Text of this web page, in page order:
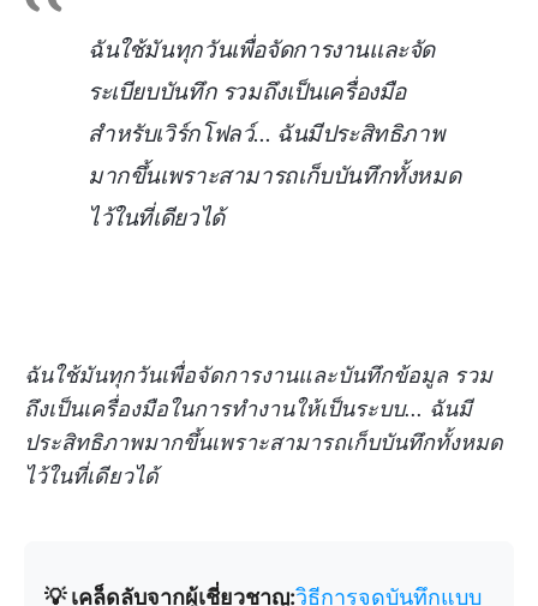
ฉันใช้มันทุกวันเพื่อจัดการงานและจัด
ระเบียบบันทึก รวมถึงเป็นเครื่องมือ
สำหรับเวิร์กโฟลว์... ฉันมีประสิทธิภาพ
มากขึ้นเพราะสามารถเก็บบันทึกทั้งหมด
ไว้ในที่เดียวได้
ฉันใช้มันทุกวันเพื่อจัดการงานและบันทึกข้อมูล รวม
ถึงเป็นเครื่องมือในการทำงานให้เป็นระบบ... ฉันมี
ประสิทธิภาพมากขึ้นเพราะสามารถเก็บบันทึกทั้งหมด
ไว้ในที่เดียวได้
💡 เคล็ดลับจากผู้เชี่ยวชาญ:วิธีการจดบันทึกแบบ